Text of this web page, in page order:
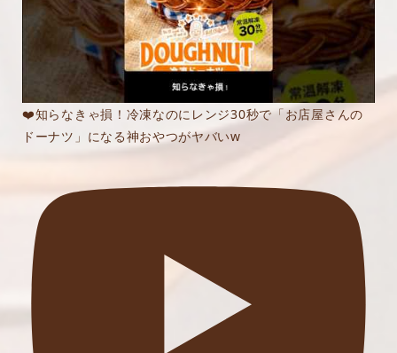
❤️知らなきゃ損！冷凍なのにレンジ30秒で「お店屋さんの
ドーナツ」になる神おやつがヤバいw